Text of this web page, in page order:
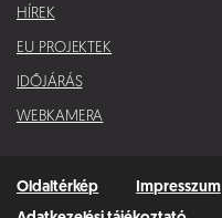
HÍREK
EU PROJEKTEK
IDŐJÁRÁS
WEBKAMERA
Oldaltérkép
Impresszum